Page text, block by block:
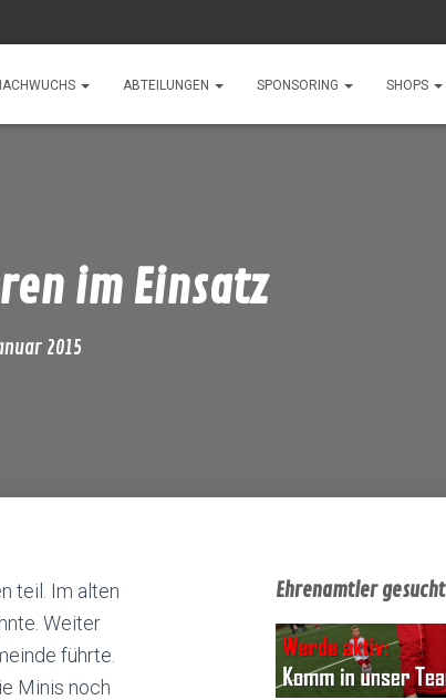
ABTEILUNGEN SPONSORING SHOPS
im Einsatz
2015
teil. Im alten
Weiter
führte.
Minis noch
Ehrenamtler gesucht